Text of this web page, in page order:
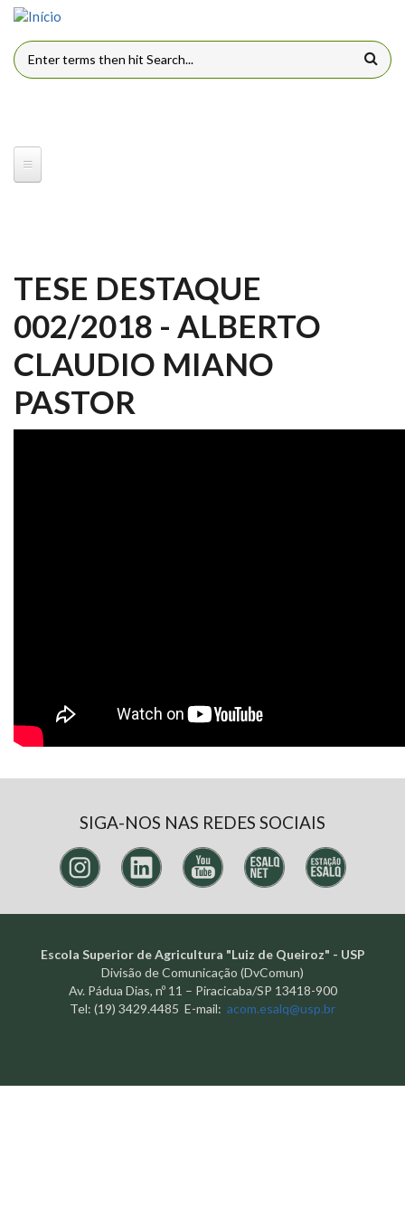
Pular para o conteúdo principal
FORMULÁRIO DE BUSCA
TESE DESTAQUE
002/2018 - ALBERTO
CLAUDIO MIANO
PASTOR
SIGA-NOS NAS REDES SOCIAIS
Escola Superior de Agricultura "Luiz de Queiroz" - USP
Divisão de Comunicação (DvComun)
Av. Pádua Dias, nº 11 – Piracicaba/SP 13418-900
Tel: (19) 3429.4485 E-mail: acom.esalq@usp.br